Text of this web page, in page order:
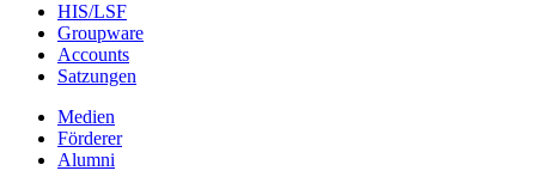
HIS/LSF
Groupware
Accounts
Satzungen
Medien
Förderer
Alumni